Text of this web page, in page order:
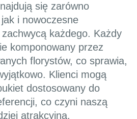
się zarówno
i nowoczesne
każdego. Każdy
komponowany przez
florystów, co sprawia,
Klienci mogą
dostosowany do
co czyni naszą
atrakcyjną.